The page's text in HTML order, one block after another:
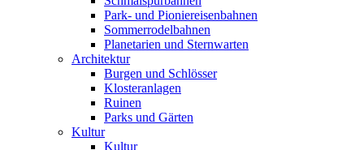
Park- und Pioniereisenbahnen
Sommerrodelbahnen
Planetarien und Sternwarten
Architektur
Burgen und Schlösser
Klosteranlagen
Ruinen
Parks und Gärten
Kultur
Kultur